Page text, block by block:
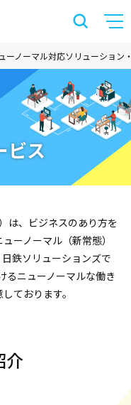
ーノーマル対応ソリューション
ビス
は、ビジネスのあり方を
ーノーマル（新常態）
鉄ソリューションズで
るニューノーマルな働き
ております。
介